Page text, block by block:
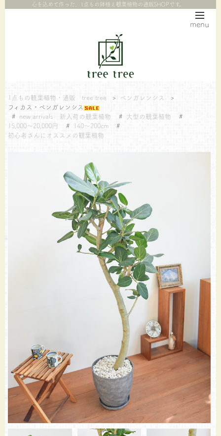
menu
心を込めて作った、1点もの鉢植え観葉植物の通販SHOPです。
1点もの観葉植物・通販 tree tree > ベンガレンシス
>
フィカス・ベンガレンシス
# new arrivals 新入荷の観葉植物 # 大型の観葉植物
#
15,000～20,000円
# 140～200cm
#
初心者さんにオススメの観葉植物